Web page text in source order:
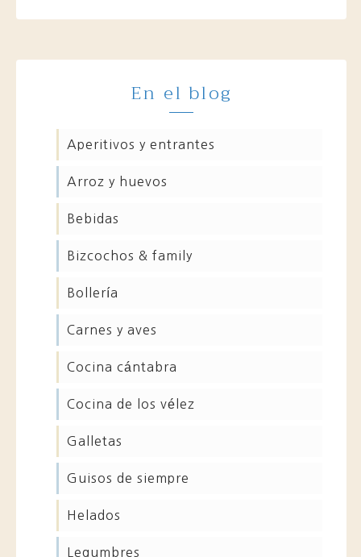
En el blog
aperitivos y entrantes
arroz y huevos
bebidas
bizcochos & family
bollería
carnes y aves
cocina cántabra
cocina de los vélez
galletas
guisos de siempre
helados
legumbres